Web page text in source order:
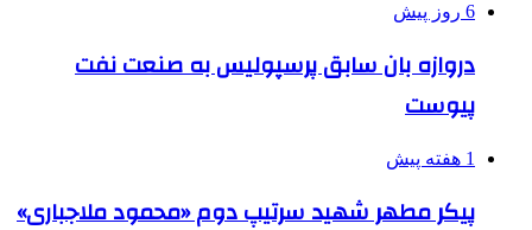
6 روز پیش
دروازه بان سابق پرسپولیس به صنعت نفت
پیوست
1 هفته پیش
پیکر مطهر شهید سرتیپ دوم «محمود ملاجباری»